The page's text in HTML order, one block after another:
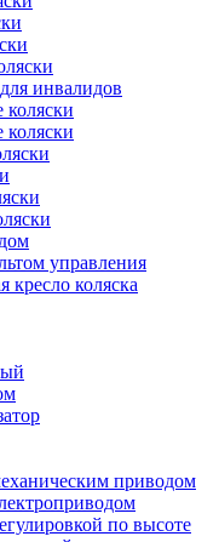
инвалидов
управления
кресло коляска
приводом
по высоте